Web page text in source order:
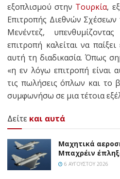
εξοπλισμού στην Τουρκία,
Επιτροπής Διεθνών Σχέσεων
Μενέντεζ,
επιτροπή καλείται να
αυτή τη διαδικασία. Όπως
«η εν λόγω επιτροπή είναι
τις πωλήσεις όπλων και το
συμφωνήσω σε μια τέτοια
Δείτε και αυτά
Mαχητικά
Μπαχρέιν
6 ΑΥΓΟΎΣΤΟΥ 2026